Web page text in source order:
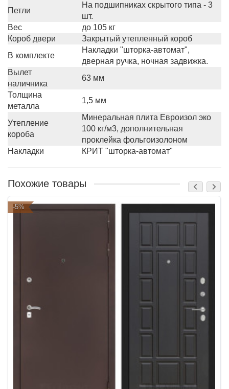
Петли
На подшипниках скрытого типа - 3
шт.
Вес
до 105 кг
Короб двери
Закрытый утепленный короб
В комплекте
Накладки "шторка-автомат",
дверная ручка, ночная задвижка.
Вылет
наличника
63 мм
Толщина
металла
1,5 мм
Утепление
короба
Минеральная плита Евроизол эко
100 кг/м3, дополнительная
проклейка фольгоизолоном
Накладки
КРИТ "шторка-автомат"
Похожие товары
-5%